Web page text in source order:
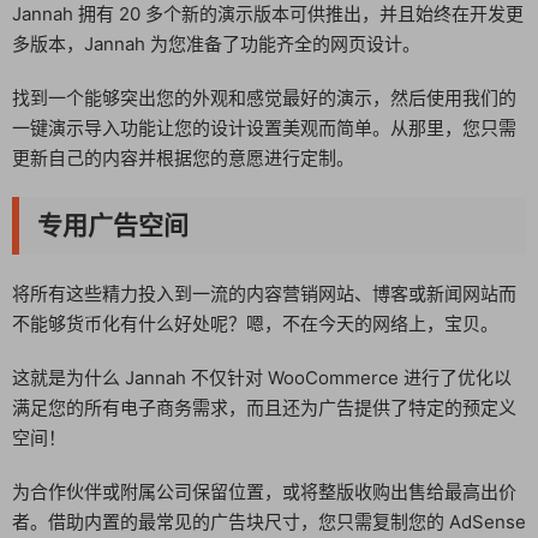
Jannah 拥有 20 多个新的演示版本可供推出，并且始终在开发更
多版本，Jannah 为您准备了功能齐全的网页设计。
找到一个能够突出您的外观和感觉最好的演示，然后使用我们的
一键演示导入功能让您的设计设置美观而简单。从那里，您只需
更新自己的内容并根据您的意愿进行定制。
专用广告空间
将所有这些精力投入到一流的内容营销网站、博客或新闻网站而
不能够货币化有什么好处呢？嗯，不在今天的网络上，宝贝。
这就是为什么 Jannah 不仅针对 WooCommerce 进行了优化以
满足您的所有电子商务需求，而且还为广告提供了特定的预定义
空间！
为合作伙伴或附属公司保留位置，或将整版收购出售给最高出价
者。借助内置的最常见的广告块尺寸，您只需复制您的 AdSense